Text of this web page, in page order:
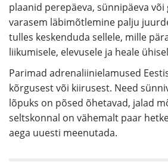
plaanid perepäeva, sünnipäeva
varasem läbimõtlemine palju
tulles keskenduda sellele, mille
liikumisele, elevusele ja heale
Parimad adrenaliinielamused
kõrgusest või kiirusest. Need
lõpuks on põsed õhetavad, jalad
seltskonnal on vähemalt paar
aega uuesti meenutada.